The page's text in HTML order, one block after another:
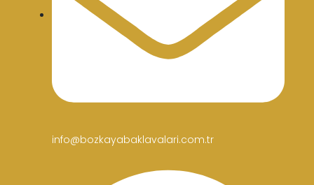
info@bozkayabaklavalari.com.tr